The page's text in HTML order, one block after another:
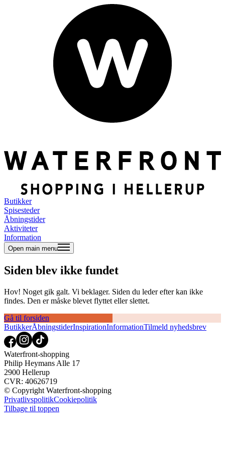
Butikker
Spisesteder
Åbningstider
Aktiviteter
Information
Open main menu
Siden blev ikke fundet
Hov! Noget gik galt. Vi beklager. Siden du leder efter kan ikke
findes. Den er måske blevet flyttet eller slettet.
Gå til forsiden
ButikkerÅbningstiderInspirationInformationTilmeld nyhedsbrev
Waterfront-shopping
Philip Heymans Alle 17
2900 Hellerup
CVR: 40626719
© Copyright Waterfront-shopping
PrivatlivspolitikCookiepolitik
Tilbage til toppen